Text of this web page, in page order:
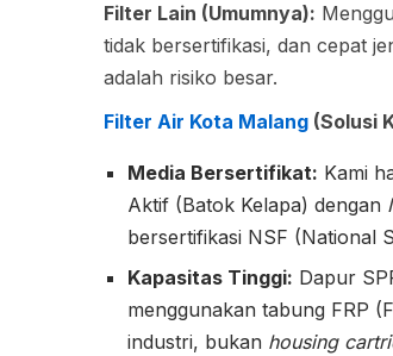
Filter Lain (Umumnya):
tidak bersertifikasi, dan cepat
adalah risiko besar.
Filter Air Kota Malang (Solusi
Media Bersertifikat: Kami
Aktif (Batok Kelapa) dengan
bersertifikasi NSF (National
Kapasitas Tinggi: Dapur
menggunakan tabung FRP
industri, bukan housing